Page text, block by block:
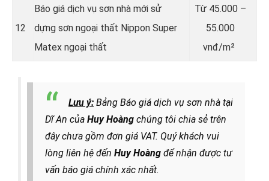
12
Báo giá dịch vụ sơn nhà mới sử
dựng sơn ngoại thất Nippon Super
Matex ngoại thất
Từ 45.000 –
55.000
vnđ/m²
Lưu ý: Bảng Báo giá dịch vụ sơn nhà tại
Dĩ An của Huy Hoàng chúng tôi chia sẻ trên
đây chưa gồm đơn giá VAT. Quý khách vui
lòng liên hệ đến Huy Hoàng để nhận được tư
vấn báo giá chính xác nhất.